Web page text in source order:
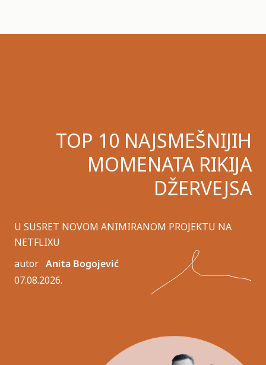
TOP 10 NAJSMEŠNIJIH
MOMENATA RIKIJA
DŽERVEJSA
U SUSRET NOVOM ANIMIRANOM PROJEKTU NA
NETFLIXU
autor Anita Bogojević
07.08.2026.